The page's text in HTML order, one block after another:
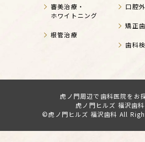
審美治療・
ホワイトニング
根管治療
口腔
矯正
歯科
虎ノ門周辺で歯科医院をお
虎ノ門ヒルズ 福沢歯
©虎ノ門ヒルズ 福沢歯科 All